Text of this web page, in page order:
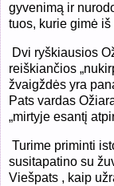
gyvenimą ir
tuos, kurie gimė
Dvi ryškiausios
reiškiančios
žvaigždės yra
Pats vardas
„mirtyje esantį
Turime priminti
susitapatino su
Viešpats , kaip